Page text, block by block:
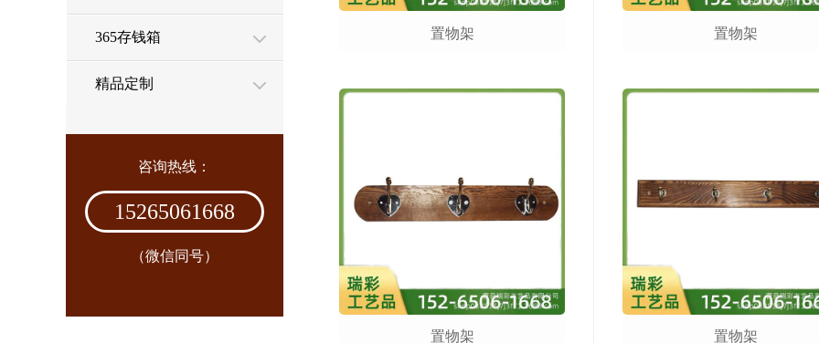
365存钱箱
精品定制
咨询热线：
15265061668
（微信同号）
置物架
置物架
置物架
置物架